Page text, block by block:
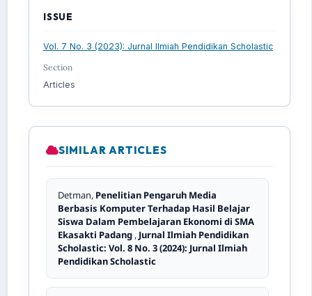
ISSUE
Vol. 7 No. 3 (2023): Jurnal Ilmiah Pendidikan Scholastic
Section
Articles
SIMILAR ARTICLES
Detman, Penelitian Pengaruh Media
Berbasis Komputer Terhadap Hasil Belajar
Siswa Dalam Pembelajaran Ekonomi di SMA
Ekasakti Padang , Jurnal Ilmiah Pendidikan
Scholastic: Vol. 8 No. 3 (2024): Jurnal Ilmiah
Pendidikan Scholastic